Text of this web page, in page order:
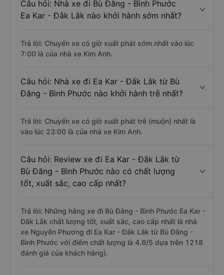
Câu hỏi: Nhà xe đi Bù Đăng - Bình Phước
Ea Kar - Đắk Lắk nào khởi hành sớm nhất?
Trả lời: Chuyến xe có giờ xuất phát sớm nhất vào lúc
7:00 là của nhà xe Kim Anh.
Câu hỏi: Nhà xe đi Ea Kar - Đắk Lắk từ Bù
Đăng - Bình Phước nào khởi hành trễ nhất?
Trả lời: Chuyến xe có giờ xuất phát trễ (muộn) nhất là
vào lúc 23:00 là của nhà xe Kim Anh.
Câu hỏi: Review xe đi Ea Kar - Đắk Lắk từ
Bù Đăng - Bình Phước nào có chất lượng
tốt, xuất sắc, cao cấp nhất?
Trả lời: Những hãng xe đi Bù Đăng - Bình Phước Ea Kar -
Đắk Lắk chất lượng tốt, xuất sắc, cao cấp nhất là nhà
xe Nguyên Phương đi Ea Kar - Đắk Lắk từ Bù Đăng -
Bình Phước với điểm chất lượng là 4.6/5 dựa trên 1218
đánh giá của khách hàng).